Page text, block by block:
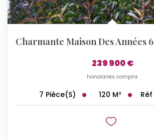
Charmante Maison Des Années
239 900 €
honoraires compris
7 Pièce(s) 120 M² Réf